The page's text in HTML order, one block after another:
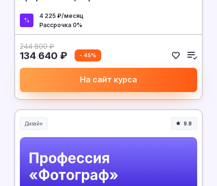
4 225 ₽/месяц
Рассрочка 0%
244 800 ₽
134 640 ₽ - 45%
На сайт курса
Дизайн 9.8